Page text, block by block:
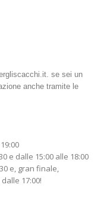
se sei un
anche tramite le
e dalle 15:00 alle 18:00
e, gran finale,
17:00!